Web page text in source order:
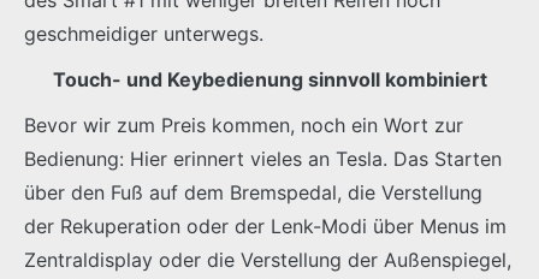
geschmeidiger unterwegs.
Touch- und Keybedienung sinnvoll kombiniert
Bevor wir zum Preis kommen, noch ein Wort zur
Bedienung: Hier erinnert vieles an Tesla. Das Starten
über den Fuß auf dem Bremspedal, die Verstellung
der Rekuperation oder der Lenk-Modi über Menus im
Zentraldisplay oder die Verstellung der Außenspiegel,